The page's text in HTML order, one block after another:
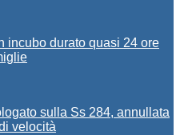
incubo durato quasi 24 ore
sulla Ss 284, annullata
velocità